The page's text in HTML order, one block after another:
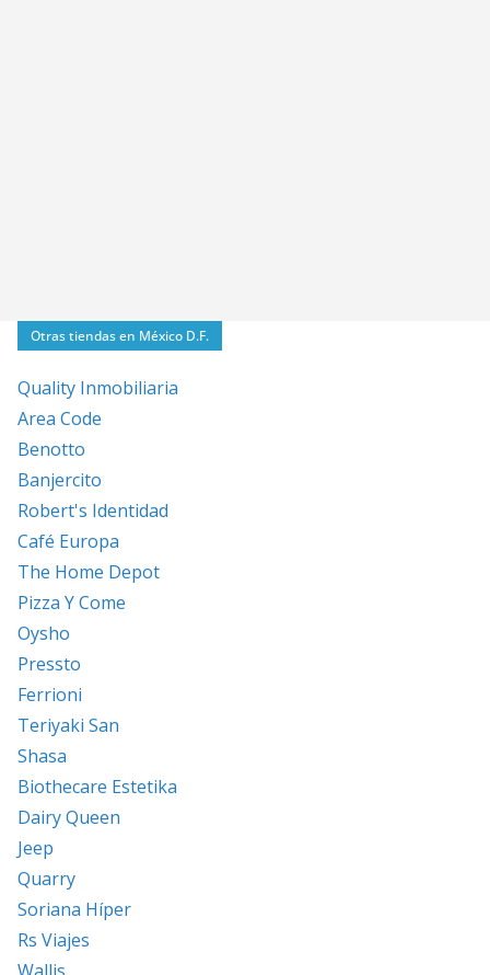
Otras tiendas en México D.F.
Quality Inmobiliaria
Area Code
Benotto
Banjercito
Robert's Identidad
Café Europa
The Home Depot
Pizza Y Come
Oysho
Pressto
Ferrioni
Teriyaki San
Shasa
Biothecare Estetika
Dairy Queen
Jeep
Quarry
Soriana Híper
Rs Viajes